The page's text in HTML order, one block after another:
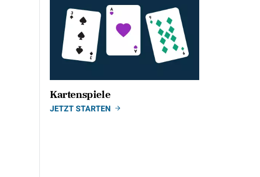
Kartenspiele
JETZT STARTEN